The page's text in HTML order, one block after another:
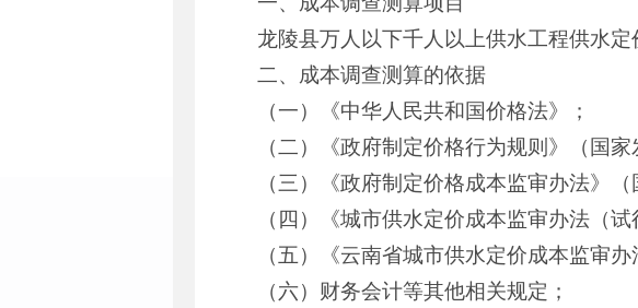
龙陵县万人以下千人以上供水工程供水定
二、成本调查测算的依据
（一）《中华人民共和国价格法》；
（二）《政府制定价格行为规则》（国家
（三）《政府制定价格成本监审办法》
（四）《城市供水定价成本监审办法（
（五）《云南省城市供水定价成本监审
（六）财务会计等其他相关规定；